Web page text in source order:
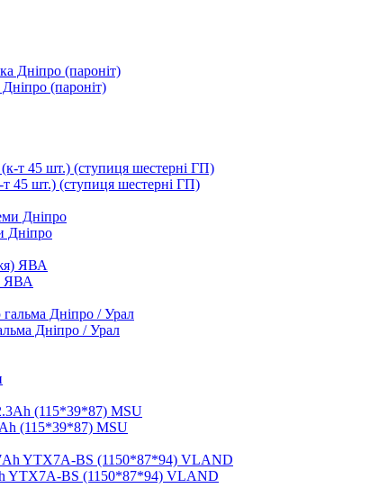
(пароніт)
45 шт.) (ступиця шестерні ГП)
Дніпро
ЯВА
Дніпро / Урал
(115*39*87) MSU
YTX7A-BS (1150*87*94) VLAND